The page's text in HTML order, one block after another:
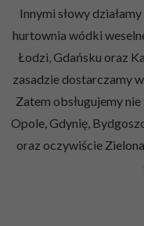
Innymi słowy
hurtownia wódki
Łodzi, Gdańsku oraz
zasadzie dostarczamy
Zatem obsługujemy
Opole, Gdynię,
oraz oczywiście